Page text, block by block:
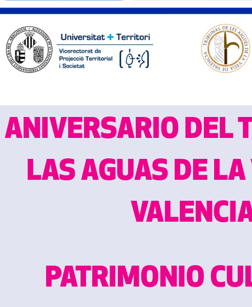
DEL
LAS AGUAS DE LA
PATRIMONIO